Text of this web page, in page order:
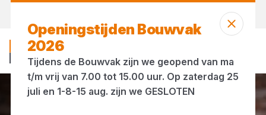
Openingstijden Bouwvak
2026
Tijdens de Bouwvak zijn we geopend van ma
t/m vrij van 7.00 tot 15.00 uur. Op zaterdag 25
juli en 1-8-15 aug. zijn we GESLOTEN